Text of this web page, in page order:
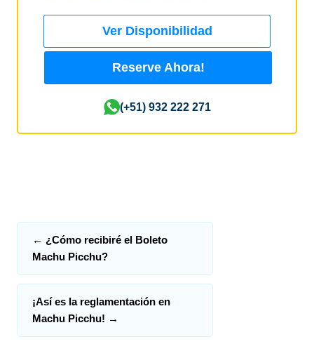
Ver Disponibilidad
Reserve Ahora!
(+51) 932 222 271
← ¿Cómo recibiré el Boleto
Machu Picchu?
¡Así es la reglamentación en
Machu Picchu! →